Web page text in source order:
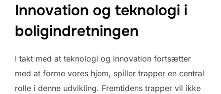
Innovation og teknologi i
boligindretningen
I takt med at teknologi og innovation fortsætter
med at forme vores hjem, spiller trapper en central
rolle i denne udvikling. Fremtidens trapper vil ikke